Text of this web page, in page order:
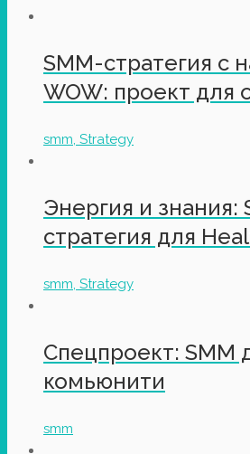
SMM-стратегия с
WOW: проект для
smm, Strategy
Энергия и знания:
стратегия для
smm, Strategy
Спецпроект: SMM
комьюнити
smm